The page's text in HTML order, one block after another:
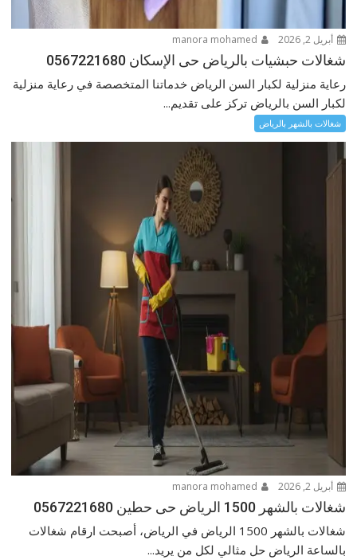
أبريل 2, 2026
شغالات حبشيات بالرياض حى الإسكان 0567221680
رعاية منزلية لكبار السن الرياض خدماتنا المتخصصة في رعاية منزلية
لكبار السن بالرياض تركز على تقديم...
شغالات بالشهر بالرياض
أبريل 2, 2026
شغالات بالشهر 1500 الرياض حى حطين 0567221680
شغالات بالشهر 1500 الرياض في الرياض، أصبحت ارقام شغالات
بالساعة الرياض حل مثالي لكل من يريد...